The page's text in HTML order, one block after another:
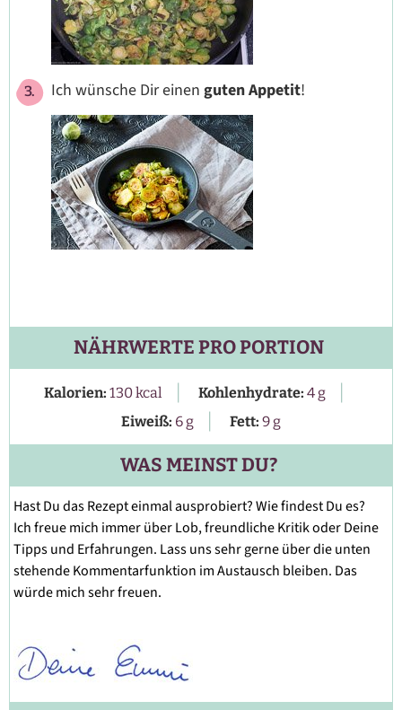
Ich wünsche Dir einen guten Appetit!
NÄHRWERTE PRO PORTION
Kalorien: 130kcal | Kohlenhydrate: 4g |
Eiweiß: 6g | Fett: 9g
WAS MEINST DU?
Hast Du das Rezept einmal ausprobiert? Wie findest Du es?
Ich freue mich immer über Lob, freundliche Kritik oder Deine
Tipps und Erfahrungen. Lass uns sehr gerne über die unten
stehende Kommentarfunktion im Austausch bleiben. Das
würde mich sehr freuen.